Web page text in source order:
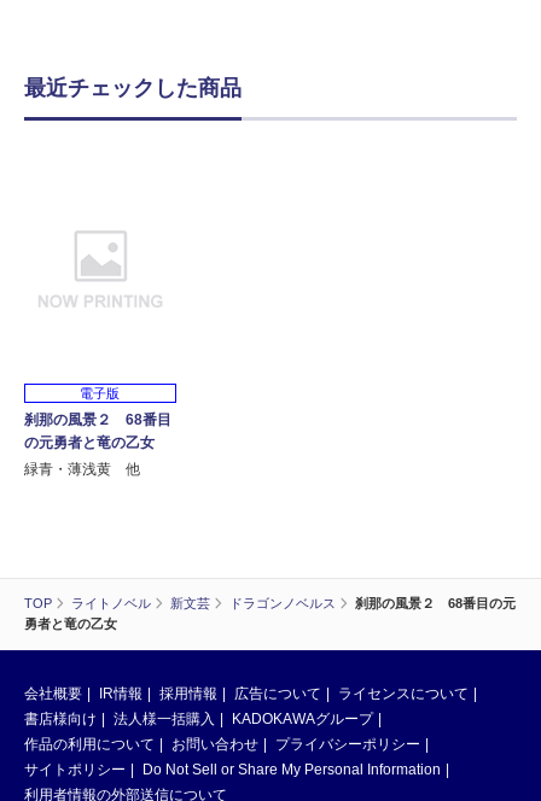
TOP ライトノベル 新文芸 ドラゴンノベルス
刹那の風景２ 68番目の元
勇者と竜の乙女
最近チェックした商品
電子版
刹那の風景２ 68番目
の元勇者と竜の乙女
緑青・薄浅黄 他
会社概要 IR情報 採用情報 広告について
ライセンスについて
書店様向け
法人様一括購入
KADOKAWAグループ
作品の利用について
お問い合わせ
プライバシーポリシー
サイトポリシー
Do Not Sell or Share My Personal Information
利用者情報の外部送信について